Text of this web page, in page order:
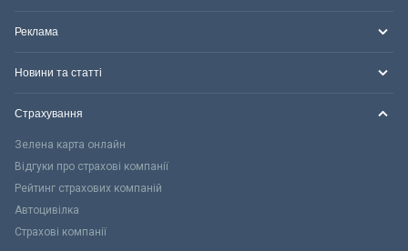
Реклама
Новини та статті
Страхування
Зелена карта онлайн
Відгуки про страхові компанії
Рейтинг страхових компаній
Автоцивілка
Страхові компанії